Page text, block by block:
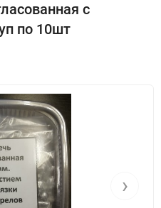
с
по 10шт
›